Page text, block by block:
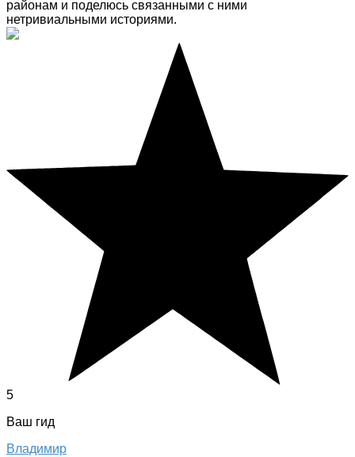
районам и поделюсь связанными с ними
нетривиальными историями.
5
Ваш гид
Владимир